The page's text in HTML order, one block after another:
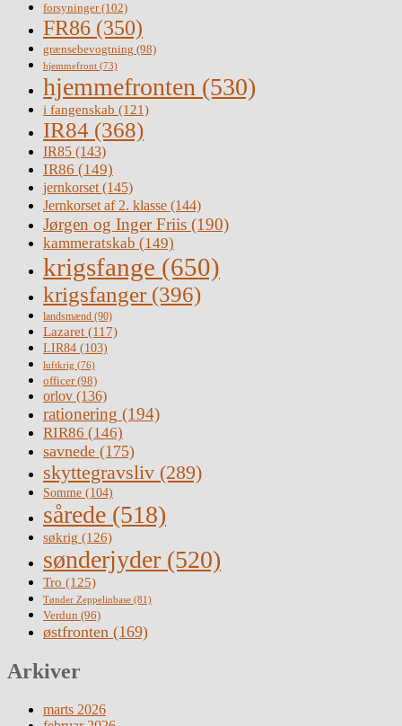
forsyninger(102)
FR86 (350)
grænsebevogtning (98)
hjemmefront (73)
hjemmefronten (530)
i fangenskab (121)
IR84 (368)
IR85 (143)
IR86 (149)
jernkorset(145)
Jernkorset af 2. klasse (144)
Jørgen og Inger Friis (190)
kammeratskab (149)
krigsfange (650)
krigsfanger (396)
landsmænd (90)
Lazaret (117)
LIR84 (103)
luftkrig (76)
officer(98)
orlov (136)
rationering (194)
RIR86 (146)
savnede (175)
skyttegravsliv (289)
Somme (104)
sårede (518)
søkrig (126)
sønderjyder (520)
Tro (125)
Tønder Zeppelinbase (81)
Verdun (96)
østfronten (169)
Arkiver
marts 2026